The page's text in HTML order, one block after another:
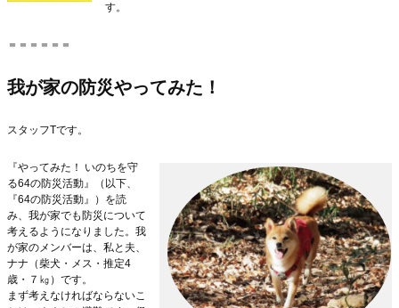
す。
＝＝＝＝＝＝
我が家の防災やってみた！
スタッフTです。
『やってみた！ いのちを守
る64の防災活動』（以下、
『64の防災活動』）を読
み、我が家でも防災について
考えるようになりました。我
が家のメンバーは、私と夫、
ナナ（柴犬・メス・推定4
歳・７㎏）です。
まず考えなければならないこ